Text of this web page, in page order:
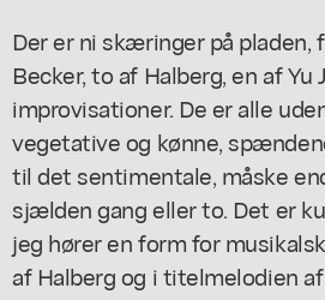
Der er ni skæringer på pladen,
Becker, to af Halberg, en af
improvisationer. De er alle
vegetative og kønne,
til det sentimentale, måske
sjælden gang eller to. Det er
jeg hører en form for
af Halberg og i titelmelodien